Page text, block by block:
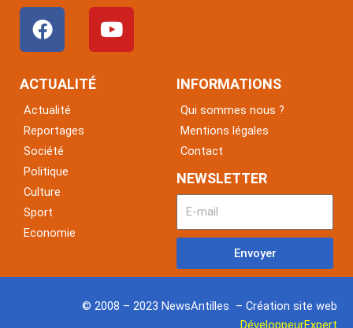
F
a
c
e
o
o
k
Y
o
u
ACTUALITÉ
Actualité
Reportages
Société
Politique
Culture
Sport
Economie
INFORMATIONS
Qui sommes nous ?
Mentions légales
Contact
NEWSLETTER
Envoyer
© 2008 – 2023 NewsAntilles – Création site web